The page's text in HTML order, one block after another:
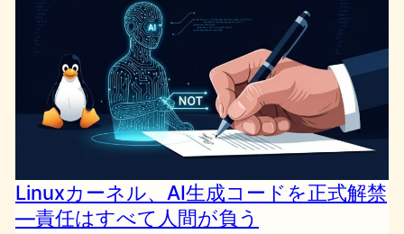
Linuxカーネル、AI生成コードを正式解禁
―責任はすべて人間が負う